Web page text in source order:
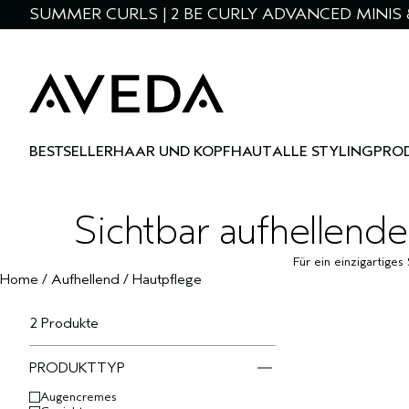
SUMMER CURLS | 2 BE CURLY ADVANCED
BESTSELLERHAAR UND KOPFHAUTALLE
Sichtbar
Für ein
Home / Aufhellend / Hautpflege
2 Produkte
PRODUKTTYP
Augencremes